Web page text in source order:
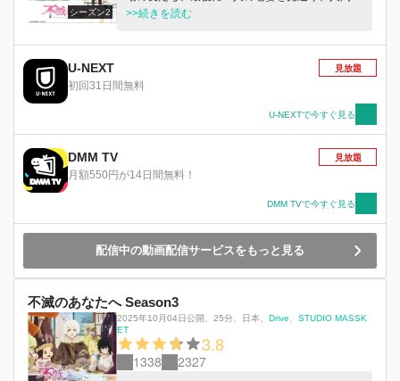
シーズン2
近しい成長を遂げた。それから数十年。宿敵・ノ
た。フシは長い沈黙を破り立ち上がる。しかし気
づいた。一人で戦うことはできても、一人で守る
ことはできないと。新たな犠牲を払ってでも戦い
>>続きを読む
U-NEXT
初回31日間無料
見放題
U-NEXTで今すぐ見る
DMM TV
月額550円が14日間無料！
見放題
DMM TVで今すぐ見る
配信中の動画配信サービスをもっと見る
不滅のあなたへ Season3
2025年10月04日公開、 25分、 日本、 Drive
STUDIO MASSK
ET
3.8
1338 2327